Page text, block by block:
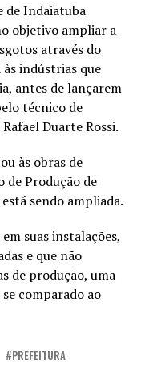
de Indaiatuba
objetivo ampliar a
através do
indústrias que
antes de lançarem
técnico de
Duarte Rossi.
às obras de
de Produção de
sendo ampliada.
suas instalações,
e que não
de produção, uma
comparado ao
PREFEITURA